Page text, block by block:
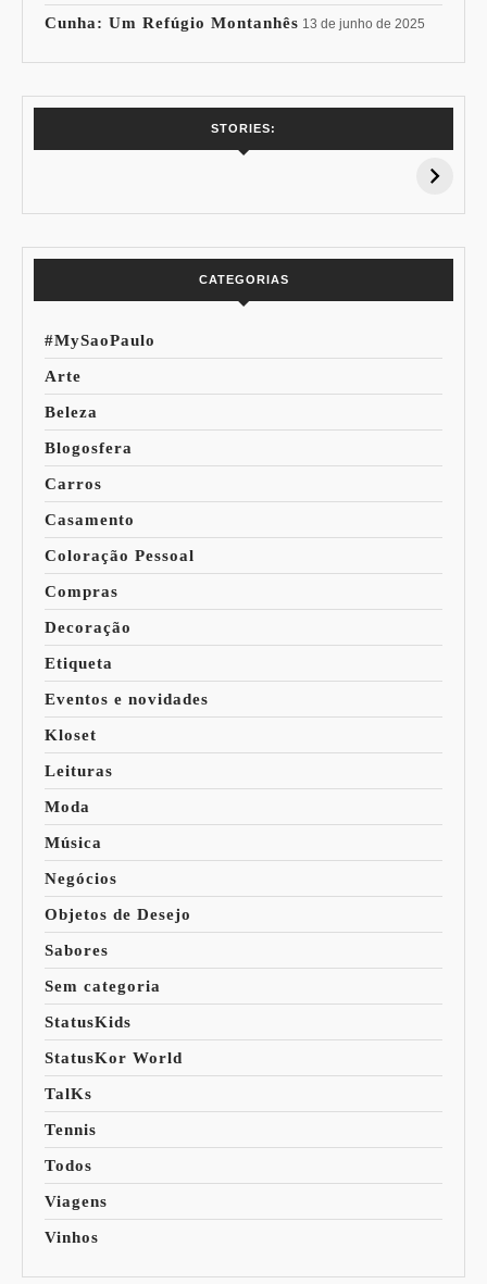
Cunha: Um Refúgio Montanhês 13 de junho de 2025
STORIES:
15% de
Pessoal: Os
CATEGORIAS
#MySaoPaulo
Arte
Beleza
Blogosfera
Carros
Casamento
Coloração Pessoal
Compras
Decoração
Etiqueta
Eventos e novidades
Kloset
Leituras
Moda
Música
Negócios
Objetos de Desejo
Sabores
Sem categoria
StatusKids
StatusKor World
TalKs
Tennis
Todos
Viagens
Vinhos